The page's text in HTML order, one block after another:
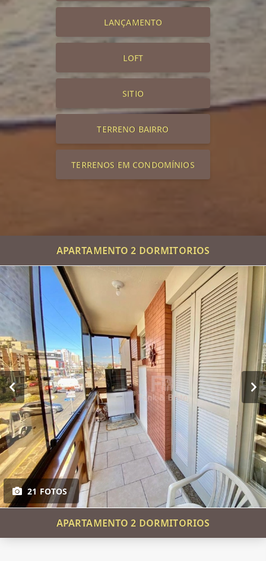
LANÇAMENTO
LOFT
SITIO
TERRENO BAIRRO
TERRENOS EM CONDOMÍNIOS
APARTAMENTO 2 DORMITORIOS
21 FOTOS
APARTAMENTO 2 DORMITORIOS